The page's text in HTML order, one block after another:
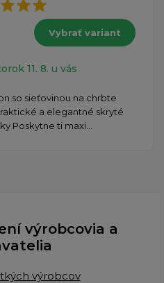
Vybrať variant
11. 8. u vás
so sieťovinou na chrbte
a elegantné skryté
Poskytne ti maxi...
výrobcovia a
výrobcov